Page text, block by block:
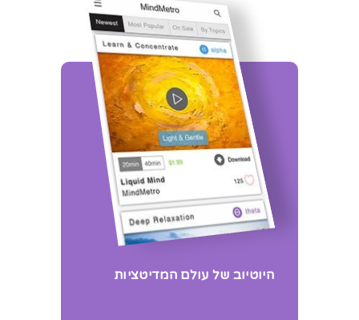
היוטיוב של עולם המדיטציות